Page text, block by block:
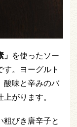
を使ったソー
す。ヨーグルト
酸味と辛みのバ
がります。
びき唐辛子と